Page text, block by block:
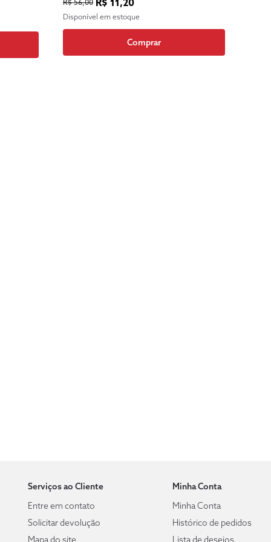
R$ 56,00 R$ 11,20
Disponível em estoque
Comprar
Serviços ao Cliente
Entre em contato
Solicitar devolução
Mapa do site
Minha Conta
Minha Conta
Histórico de pedidos
Lista de desejos